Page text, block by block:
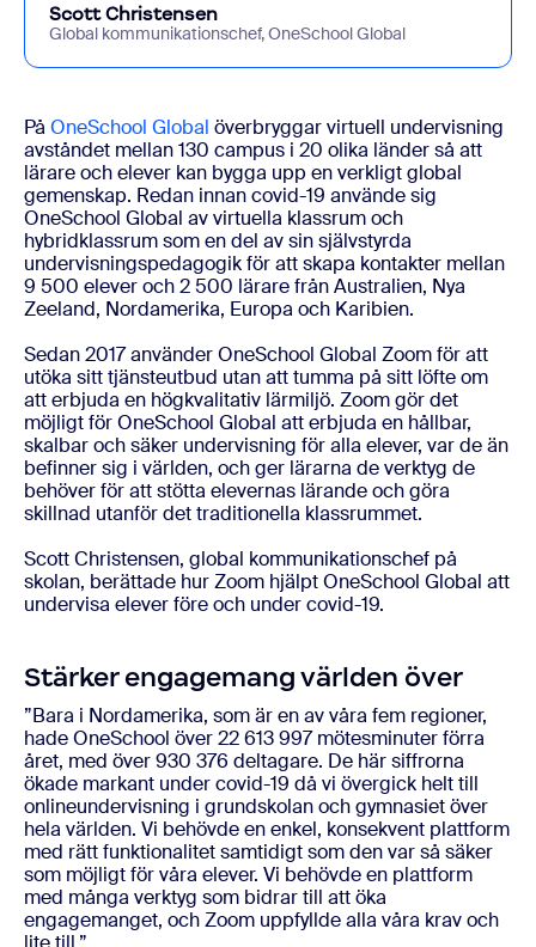
Scott Christensen
Global kommunikationschef, OneSchool Global
På OneSchool Global överbryggar virtuell undervisning
avståndet mellan 130 campus i 20 olika länder så att
lärare och elever kan bygga upp en verkligt global
gemenskap. Redan innan covid-19 använde sig
OneSchool Global av virtuella klassrum och
hybridklassrum som en del av sin självstyrda
undervisningspedagogik för att skapa kontakter mellan
9 500 elever och 2 500 lärare från Australien, Nya
Zeeland, Nordamerika, Europa och Karibien.
Sedan 2017 använder OneSchool Global Zoom för att
utöka sitt tjänsteutbud utan att tumma på sitt löfte om
att erbjuda en högkvalitativ lärmiljö. Zoom gör det
möjligt för OneSchool Global att erbjuda en hållbar,
skalbar och säker undervisning för alla elever, var de än
befinner sig i världen, och ger lärarna de verktyg de
behöver för att stötta elevernas lärande och göra
skillnad utanför det traditionella klassrummet.
Scott Christensen, global kommunikationschef på
skolan, berättade hur Zoom hjälpt OneSchool Global att
undervisa elever före och under covid-19.
Stärker engagemang världen över
”Bara i Nordamerika, som är en av våra fem regioner,
hade OneSchool över 22 613 997 mötesminuter förra
året, med över 930 376 deltagare. De här siffrorna
ökade markant under covid-19 då vi övergick helt till
onlineundervisning i grundskolan och gymnasiet över
hela världen. Vi behövde en enkel, konsekvent plattform
med rätt funktionalitet samtidigt som den var så säker
som möjligt för våra elever. Vi behövde en plattform
med många verktyg som bidrar till att öka
engagemanget, och Zoom uppfyllde alla våra krav och